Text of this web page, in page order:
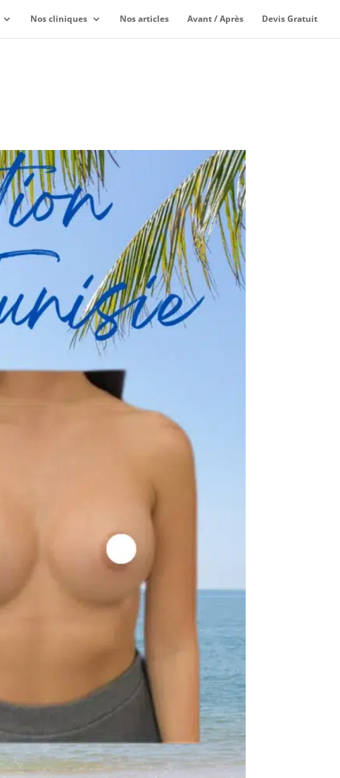
Nos cliniques Nos articles Avant / Après Devis Gratuit